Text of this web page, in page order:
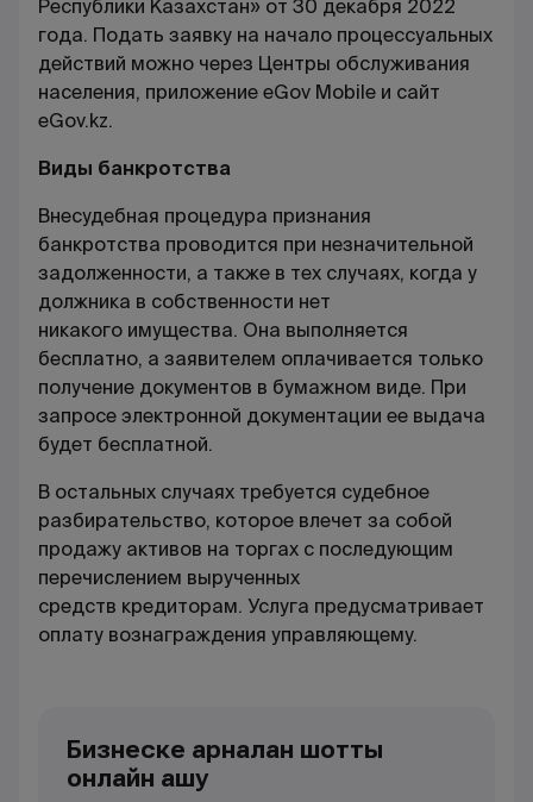
Республики Казахстан» от 30 декабря 2022
года. Подать заявку на начало процессуальных
действий можно через Центры обслуживания
населения, приложение eGov Mobile и сайт
eGov.kz.
Виды банкротства
Внесудебная процедура признания
банкротства проводится при незначительной
задолженности, а также в тех случаях, когда у
должника в собственности нет
никакого имущества. Она выполняется
бесплатно, а заявителем оплачивается только
получение документов в бумажном виде. При
запросе электронной документации ее выдача
будет бесплатной.
В остальных случаях требуется судебное
разбирательство, которое влечет за собой
продажу активов на торгах с последующим
перечислением вырученных
средств кредиторам. Услуга предусматривает
оплату вознаграждения управляющему.
Бизнеске арналған шотты
онлайн ашу